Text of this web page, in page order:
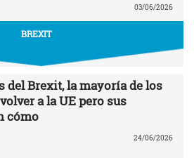
03/06/2026
BREXIT
del Brexit, la mayoría de los
a la UE pero sus
cómo
24/06/2026